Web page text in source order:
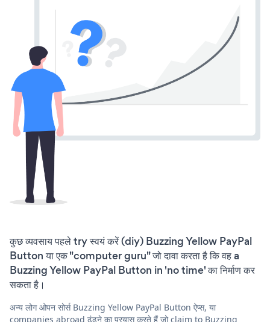
कुछ व्यवसाय पहले try स्वयं करें (diy) Buzzing Yellow PayPal
Button या एक "computer guru" जो दावा करता है कि वह a
Buzzing Yellow PayPal Button in 'no time' का निर्माण कर
सकता है।
अन्य लोग ओपन सोर्स Buzzing Yellow PayPal Button ऐप्स, या
companies abroad ढूंढने का प्रयास करते हैं जो claim to Buzzing